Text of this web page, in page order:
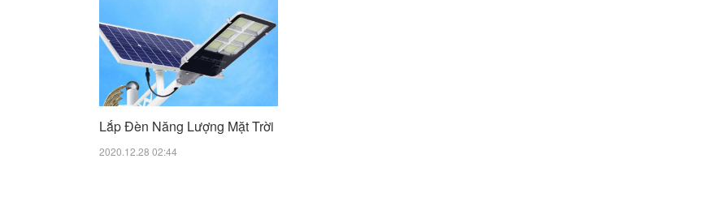
Lắp Đèn Năng Lượng Mặt Trời
2020.12.28 02:44